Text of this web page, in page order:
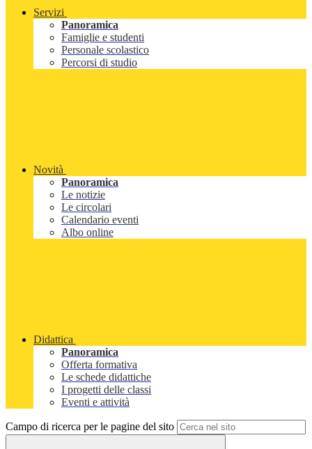
Servizi
Panoramica
Famiglie e studenti
Personale scolastico
Percorsi di studio
Novità
Panoramica
Le notizie
Le circolari
Calendario eventi
Albo online
Didattica
Panoramica
Offerta formativa
Le schede didattiche
I progetti delle classi
Eventi e attività
Campo di ricerca per le pagine del sito